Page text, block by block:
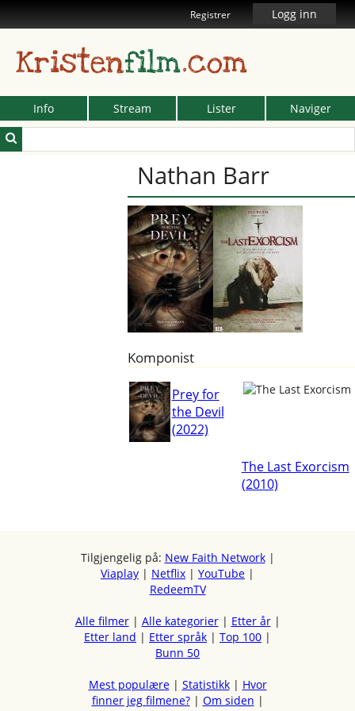
Registrer Logg inn
Kristenfilm.com
Info Stream Lister Naviger
Nathan Barr
Komponist
Prey for
the Devil
(2022)
The Last Exorcism
(2010)
Tilgjengelig på: New Faith Network|
Viaplay | Netflix | YouTube |
RedeemTV
Alle filmer| Alle kategorier| Etter år|
Etter land | Etter språk | Top 100 |
Bunn 50
Mest populære| Statistikk| Hvor
finner jeg filmene?| Om siden |